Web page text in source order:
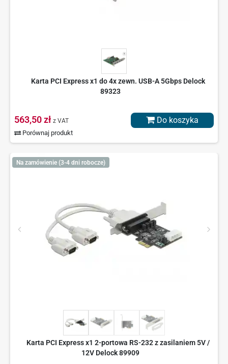
Karta PCI Express x1 do 4x zewn. USB-A 5Gbps Delock
89323
563,50 zł z VAT
Porównaj produkt
Do koszyka
Na zamówienie (3-4 dni robocze)
Karta PCI Express x1 2-portowa RS-232 z zasilaniem 5V /
12V Delock 89909